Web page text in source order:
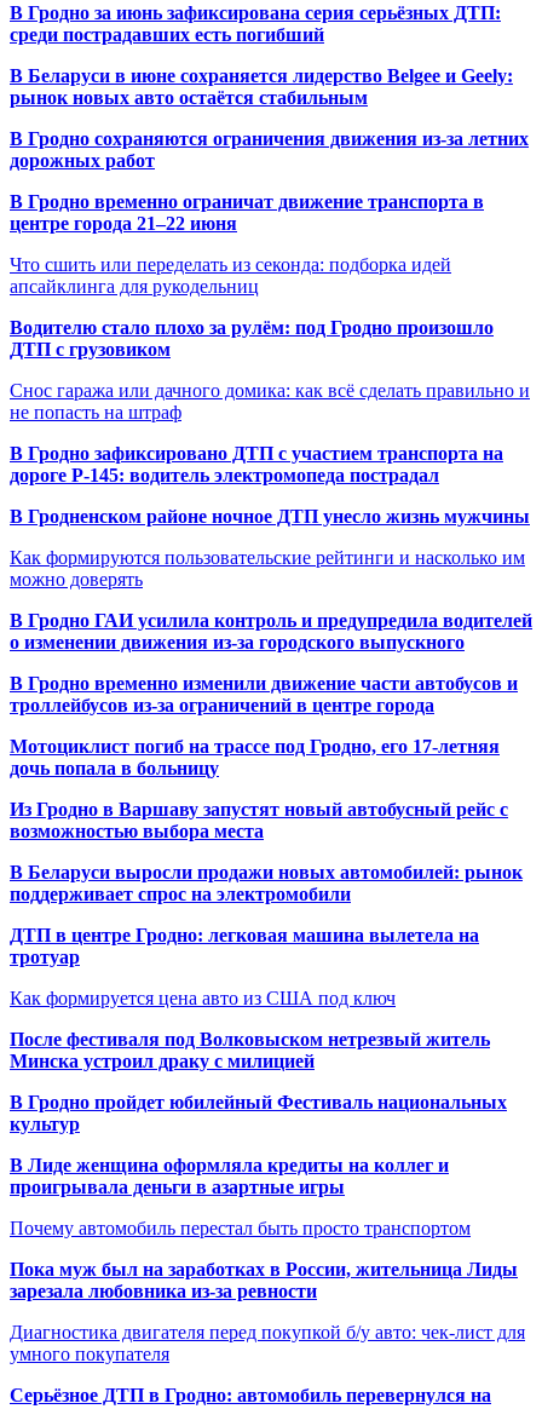
В Гродно за июнь зафиксирована серия серьёзных ДТП:
среди пострадавших есть погибший
В Беларуси в июне сохраняется лидерство Belgee и Geely:
рынок новых авто остаётся стабильным
В Гродно сохраняются ограничения движения из-за летних
дорожных работ
В Гродно временно ограничат движение транспорта в
центре города 21–22 июня
Что сшить или переделать из секонда: подборка идей
апсайклинга для рукодельниц
Водителю стало плохо за рулём: под Гродно произошло
ДТП с грузовиком
Снос гаража или дачного домика: как всё сделать правильно и
не попасть на штраф
В Гродно зафиксировано ДТП с участием транспорта на
дороге Р-145: водитель электромопеда пострадал
В Гродненском районе ночное ДТП унесло жизнь мужчины
Как формируются пользовательские рейтинги и насколько им
можно доверять
В Гродно ГАИ усилила контроль и предупредила водителей
о изменении движения из-за городского выпускного
В Гродно временно изменили движение части автобусов и
троллейбусов из-за ограничений в центре города
Мотоциклист погиб на трассе под Гродно, его 17-летняя
дочь попала в больницу
Из Гродно в Варшаву запустят новый автобусный рейс с
возможностью выбора места
В Беларуси выросли продажи новых автомобилей: рынок
поддерживает спрос на электромобили
ДТП в центре Гродно: легковая машина вылетела на
тротуар
Как формируется цена авто из США под ключ
После фестиваля под Волковыском нетрезвый житель
Минска устроил драку с милицией
В Гродно пройдет юбилейный Фестиваль национальных
культур
В Лиде женщина оформляла кредиты на коллег и
проигрывала деньги в азартные игры
Почему автомобиль перестал быть просто транспортом
Пока муж был на заработках в России, жительница Лиды
зарезала любовника из-за ревности
Диагностика двигателя перед покупкой б/у авто: чек-лист для
умного покупателя
Серьёзное ДТП в Гродно: автомобиль перевернулся на